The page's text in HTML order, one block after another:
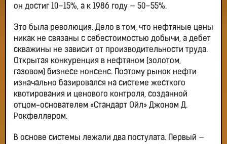
он достиг 10–15%, а к 1986 году — 50–55%.
Это была революция. Дело в том, что нефтяные цены
никак не связаны с себестоимостью добычи, а дебет
скважины не зависит от производительности труда.
Открытая конкуренция в нефтяном (золотом,
газовом) бизнесе нонсенс. Поэтому рынок нефти
изначально базировался на системе жесткого
квотирования и ценового контроля, созданной
отцом-основателем «Стандарт Ойл» Джоном Д.
Рокфеллером.
В основе системы лежали два постулата. Первый —